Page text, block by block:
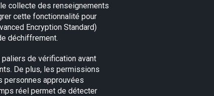
collecte des renseignements
cette fonctionnalité pour
Encryption Standard)
déchiffrement.
de vérification avant
De plus, les permissions
personnes approuvées
réel permet de détecter